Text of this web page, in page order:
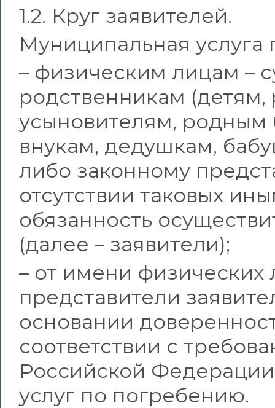
1.2. Круг заявителей.
Муниципальная услуга
– физическим лицам –
родственникам
усыновителям, родным
внукам, дедушкам,
либо законному
отсутствии таковых
обязанность
(далее – заявители);
– от имени физических
представители
основании
соответствии с
Российской
услуг по погребению.